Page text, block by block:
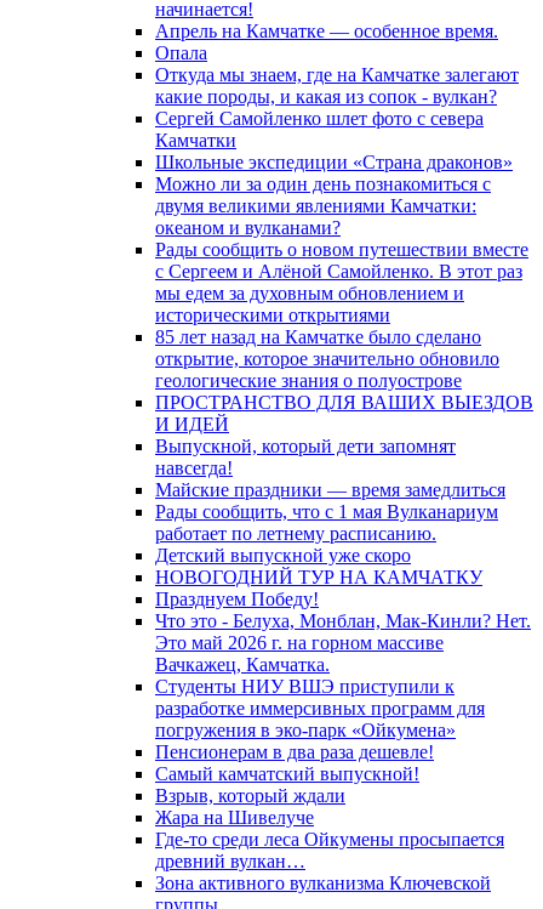
начинается!
Апрель на Камчатке — особенное время.
Опала
Откуда мы знаем, где на Камчатке залегают
какие породы, и какая из сопок - вулкан?
Сергей Самойленко шлет фото с севера
Камчатки
Школьные экспедиции «Страна драконов»
Можно ли за один день познакомиться с
двумя великими явлениями Камчатки:
океаном и вулканами?
Рады сообщить о новом путешествии вместе
с Сергеем и Алёной Самойленко. В этот раз
мы едем за духовным обновлением и
историческими открытиями
85 лет назад на Камчатке было сделано
открытие, которое значительно обновило
геологические знания о полуострове
ПРОСТРАНСТВО ДЛЯ ВАШИХ ВЫЕЗДОВ
И ИДЕЙ
Выпускной, который дети запомнят
навсегда!
Майские праздники — время замедлиться
Рады сообщить, что с 1 мая Вулканариум
работает по летнему расписанию.
Детский выпускной уже скоро
НОВОГОДНИЙ ТУР НА КАМЧАТКУ
Празднуем Победу!
Что это - Белуха, Монблан, Мак-Кинли? Нет.
Это май 2026 г. на горном массиве
Вачкажец, Камчатка.
Студенты НИУ ВШЭ приступили к
разработке иммерсивных программ для
погружения в эко-парк «Ойкумена»
Пенсионерам в два раза дешевле!
Самый камчатский выпускной!
Взрыв, который ждали
Жара на Шивелуче
Где-то среди леса Ойкумены просыпается
древний вулкан…
Зона активного вулканизма Ключевской
группы